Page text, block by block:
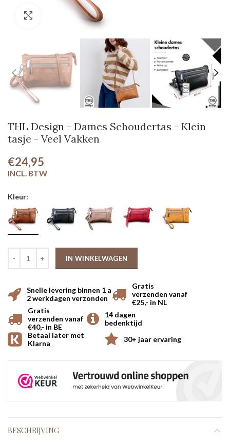
Klik om te vergroten
THL Design - Dames Schoudertas - Klein
tasje - Veel Vakken
€24,95
Kleur:
IN WINKELWAGEN
Snelle levering binnen 1 a
2 werkdagen verzonden
Gratis
verzenden vanaf
€25,- in NL
Gratis
verzenden vanaf
€40,- in BE
14 dagen
bedenktijd
Betaal later met
Klarna
30+ jaar ervaring
BESCHRIJVING